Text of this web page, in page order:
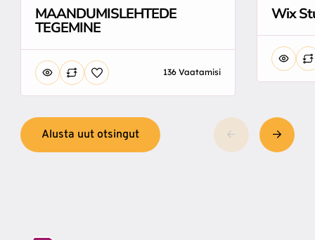
MAANDUMISLEHTEDE
TEGEMINE
136 Vaatamisi
Wix
Alusta uut otsingut